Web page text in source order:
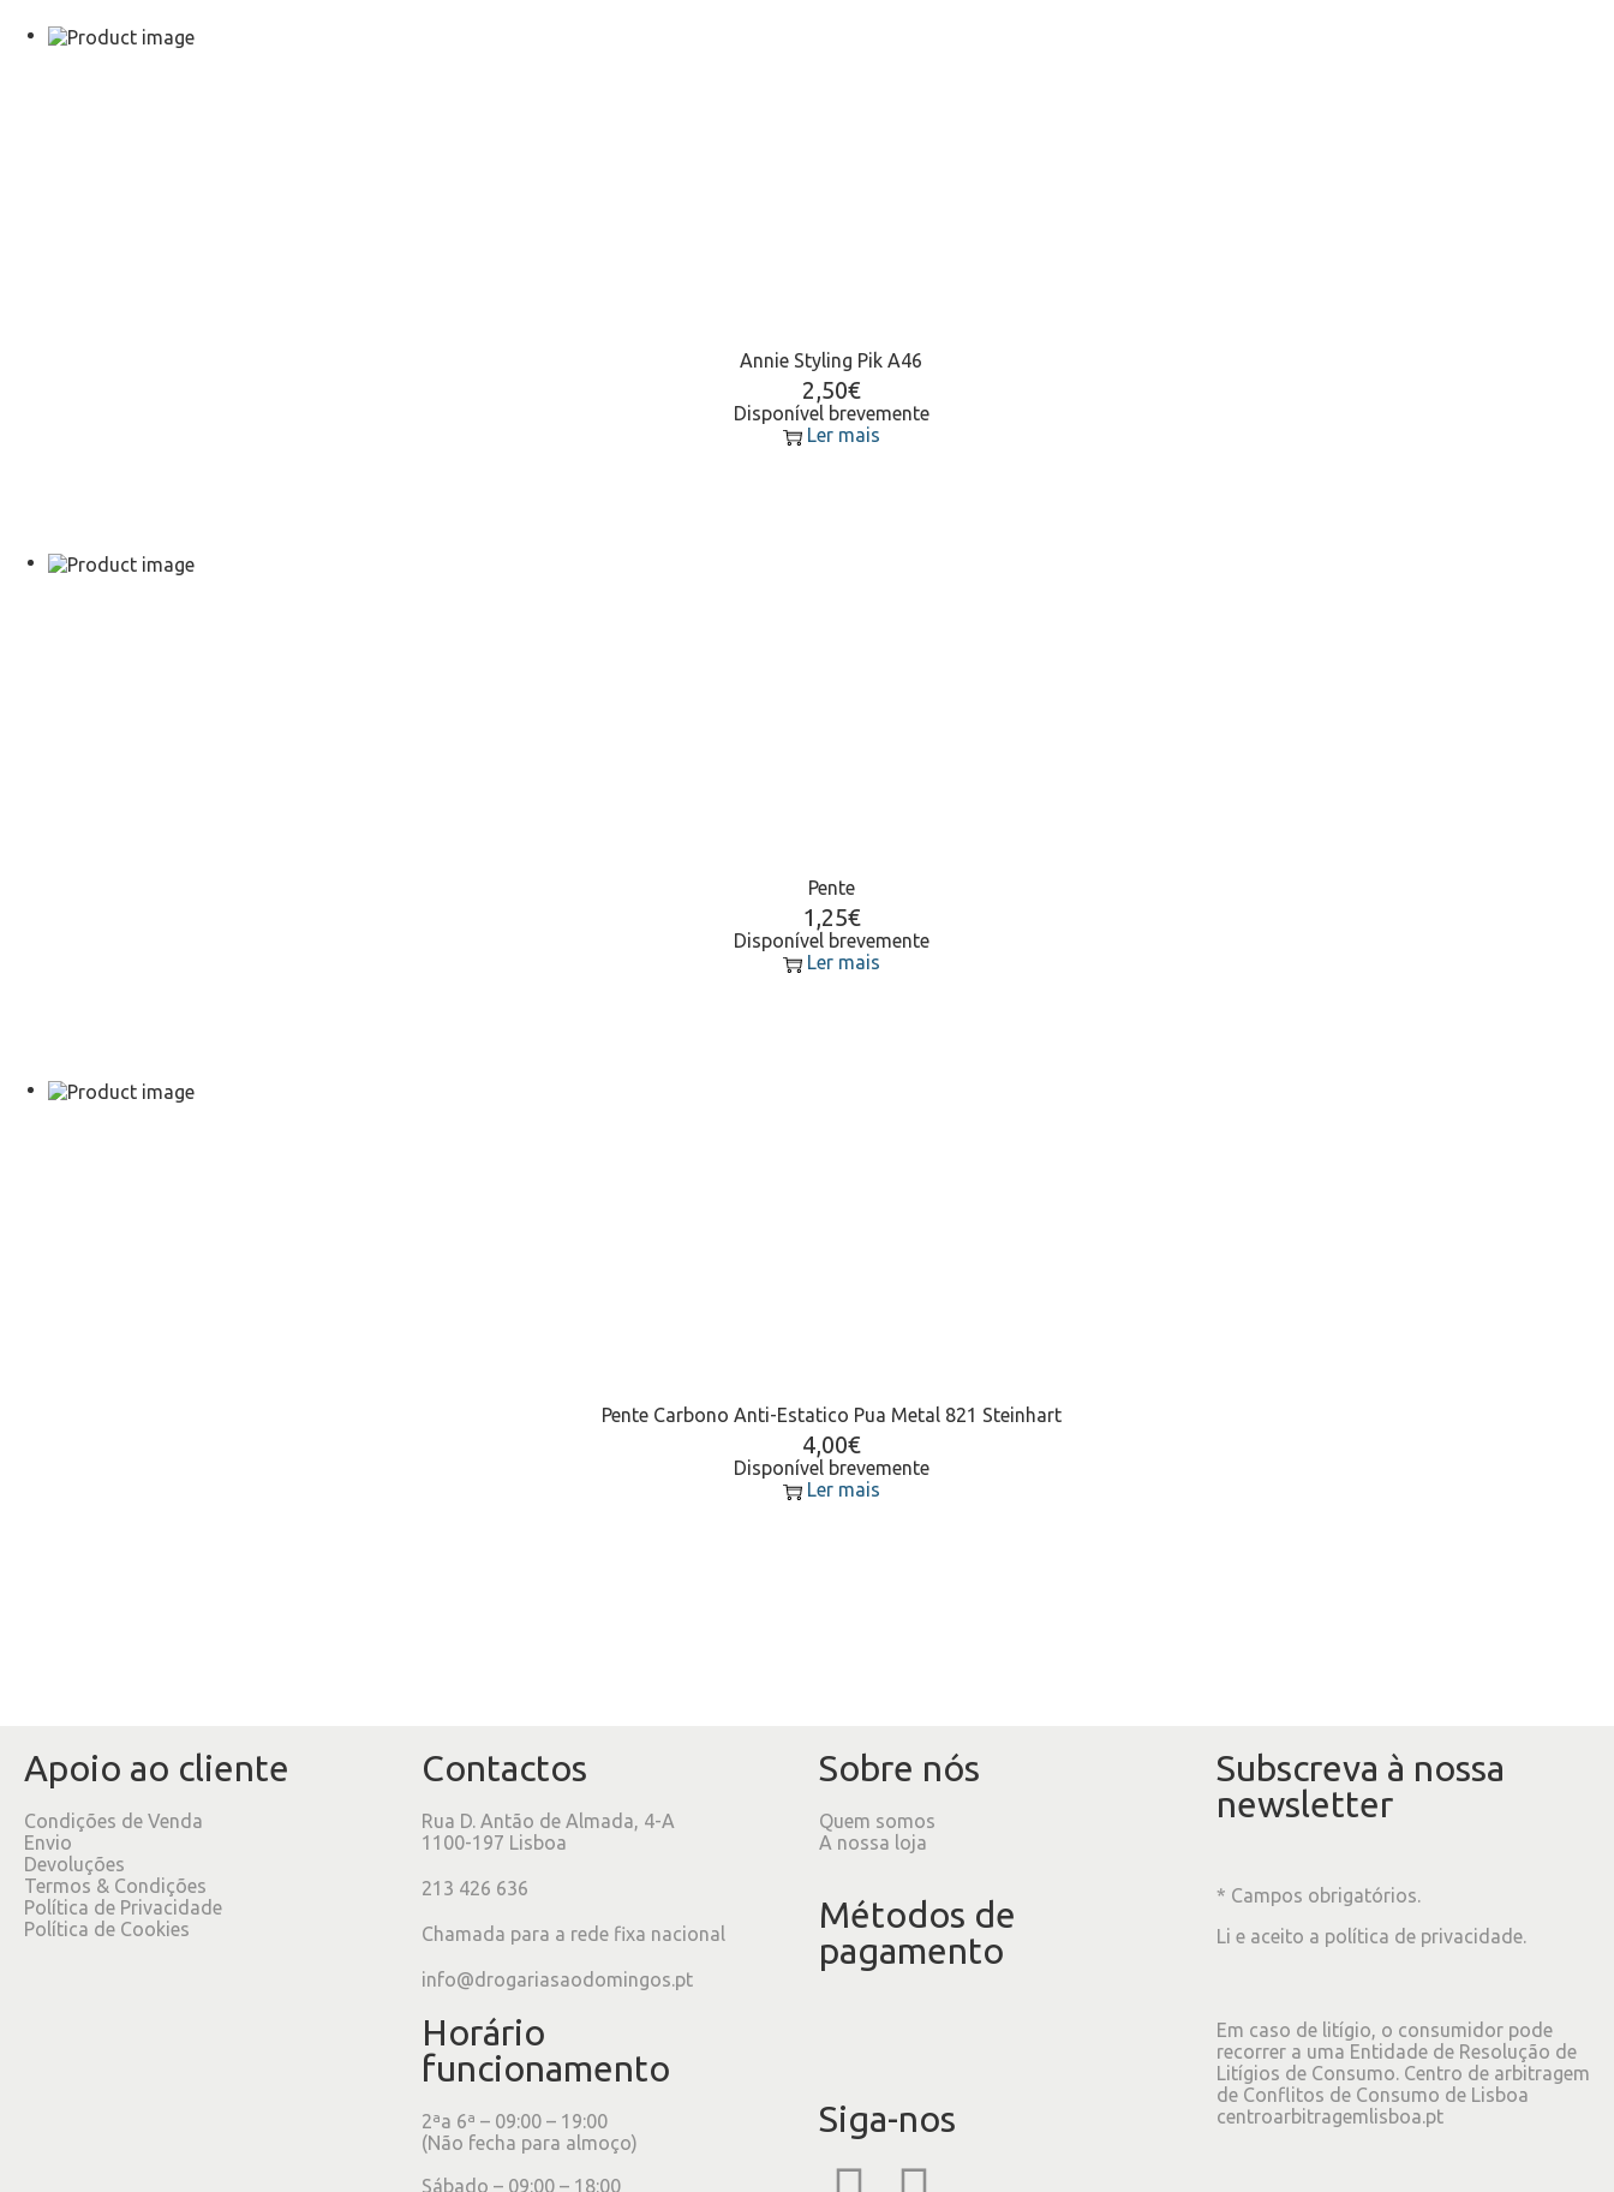
Annie Styling Pik A46
2,50€
Disponível brevemente
Ler mais
Pente
1,25€
Disponível brevemente
Ler mais
Pente Carbono Anti-Estatico Pua Metal 821 Steinhart
4,00€
Disponível brevemente
Ler mais
Apoio ao cliente
Condições de Venda
Envio
Devoluções
Termos & Condições
Política de Privacidade
Política de Cookies
Contactos
Rua D. Antão de Almada, 4-A
1100-197 Lisboa
213 426 636
Chamada para a rede fixa nacional
info@drogariasaodomingos.pt
Horário
funcionamento
2ªa 6ª – 09:00 – 19:00
(Não fecha para almoço)
Sábado – 09:00 – 18:00
Sobre nós
Quem somos
A nossa loja
Métodos de
pagamento
Siga-nos
Subscreva à nossa
newsletter
* Campos obrigatórios.
Li e aceito a política de privacidade.
Em caso de litígio, o consumidor pode
recorrer a uma Entidade de Resolução de
Litígios de Consumo. Centro de arbitragem
de Conflitos de Consumo de Lisboa
centroarbitragemlisboa.pt